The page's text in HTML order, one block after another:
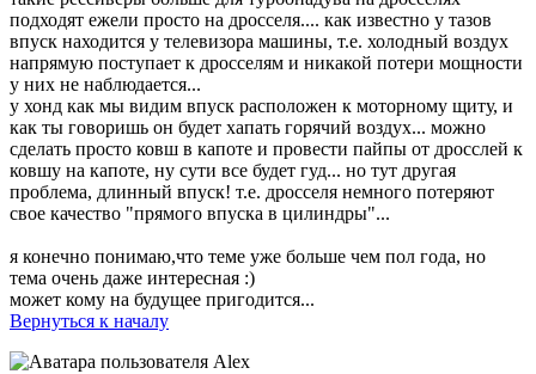
подходят ежели просто на дросселя.... как известно у тазов
впуск находится у телевизора машины, т.е. холодный воздух
напрямую поступает к дросселям и никакой потери мощности
у них не наблюдается...
у хонд как мы видим впуск расположен к моторному щиту, и
как ты говоришь он будет хапать горячий воздух... можно
сделать просто ковш в капоте и провести пайпы от дросслей к
ковшу на капоте, ну сути все будет гуд... но тут другая
проблема, длинный впуск! т.е. дросселя немного потеряют
свое качество "прямого впуска в цилиндры"...
я конечно понимаю,что теме уже больше чем пол года, но
тема очень даже интересная :)
может кому на будущее пригодится...
Вернуться к началу